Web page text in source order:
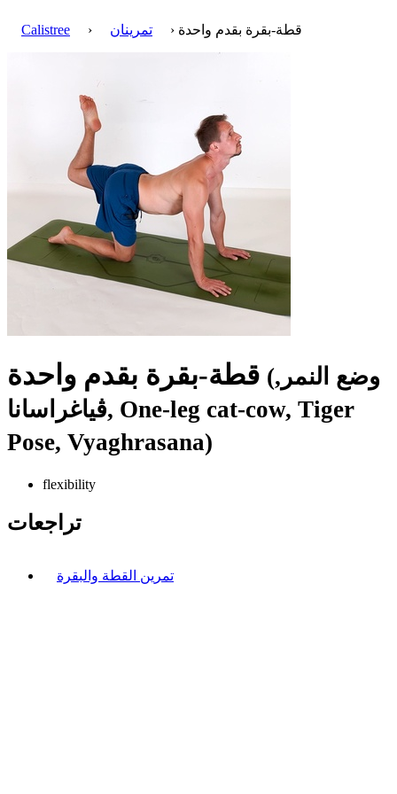
Calistree › تمرينان › قطة-بقرة بقدم واحدة
(وضع النمر,
ڤياغراسانا, One-leg cat-cow, Tiger
Pose, Vyaghrasana)
flexibility
تراجعات
تمرين القطة والبقرة